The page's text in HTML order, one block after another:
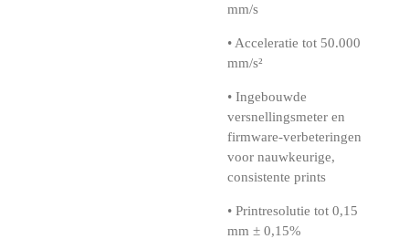
mm/s
• Acceleratie tot 50.000
mm/s²
• Ingebouwde
versnellingsmeter en
firmware-verbeteringen
voor nauwkeurige,
consistente prints
• Printresolutie tot 0,15
mm ± 0,15%